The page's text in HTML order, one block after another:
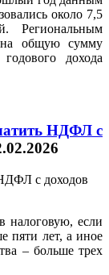
около 7,5
Региональным
общую сумму
дохода
НДФЛ с
если
пяти лет, а иное
– больше трех